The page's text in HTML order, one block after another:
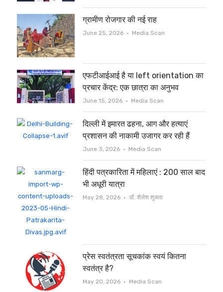
ग्रामीण रोजगार की नई राह
June 25, 2026 Author
Media Scan
एफटीआईआई है या left orientation का
प्रचार केंद्र: एक छात्रा का अनुभव
June 15, 2026 Author
Media Scan
दिल्ली में इमारत ढहना, आग और हत्याएं
प्रशासन की नाकामी उजागर कर रही हैं
June 3, 2026 Author
Media Scan
हिंदी पत्रकारिता में महिलाएं : 200 साल बाद
भी अधूरी यात्रा
May 28, 2026 Author
डॉ. शैलेश शुक्ला
प्रेस स्वतंत्रता सूचकांक स्वयं कितना
स्वतंत्र है?
May 20, 2026 Author
Media Scan